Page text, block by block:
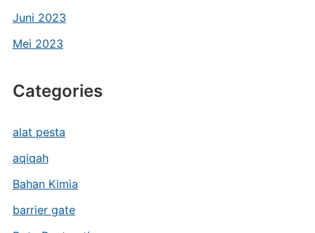
Juni 2023
Mei 2023
Categories
alat pesta
aqiqah
Bahan Kimia
barrier gate